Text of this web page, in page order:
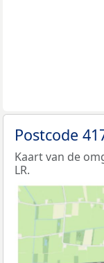
Postcode
Kaart van de
LR.